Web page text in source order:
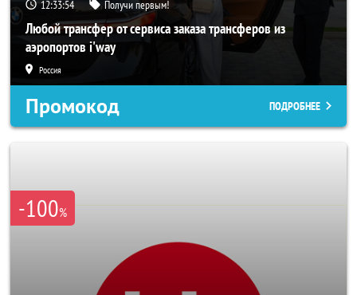
12:33:52 Получи первым!
Любой трансфер от сервиса заказа трансферов из
аэропортов i'way
Россия
Промокод ПОДРОБНЕЕ
-100%